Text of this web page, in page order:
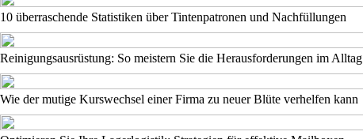
10 überraschende Statistiken über Tintenpatronen und Nachfüllungen
Reinigungsausrüstung: So meistern Sie die Herausforderungen im Alltag
Wie der mutige Kurswechsel einer Firma zu neuer Blüte verhelfen kann